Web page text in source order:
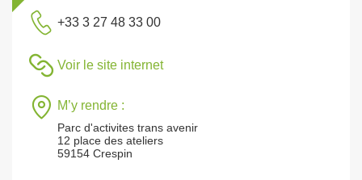
+33 3 27 48 33 00
Voir le site internet
M’y rendre :
Parc d'activites trans avenir
12 place des ateliers
59154 Crespin